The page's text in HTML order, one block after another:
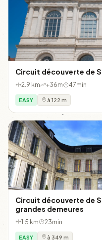
Circuit découverte de
2.9 km +36m 47min
EASY à 122 m
Circuit découverte de
grandes demeures
1.5 km 23min
EASY à 349 m